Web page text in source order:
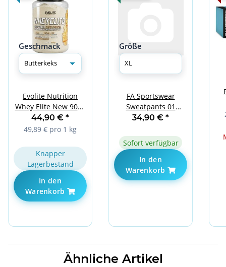
Geschmack
Evolite Nutrition
Whey Elite New 900g
Butterkeks
44,90 € *
49,89 € pro 1 kg
Knapper
Lagerbestand
In den
Warenkorb
Größe
FA Sportswear
Sweatpants 01
Melange Light Grey
34,90 € *
Sofort verfügbar
In den
Warenkorb
Ähnliche Artikel